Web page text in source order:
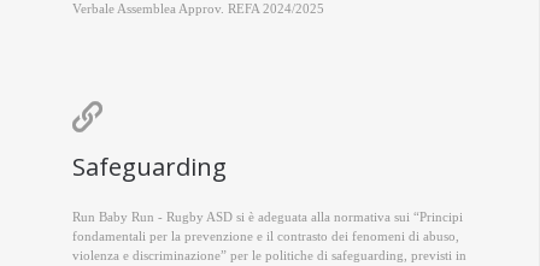
Verbale Assemblea Approv. REFA 2024/2025

Safeguarding
Run Baby Run - Rugby ASD si è adeguata alla normativa sui “Principi
fondamentali per la prevenzione e il contrasto dei fenomeni di abuso,
violenza e discriminazione” per le politiche di safeguarding, previsti in